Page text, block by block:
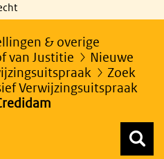
& overige
van Justitie
Nieuwe
Zoek
Verwijzingsuitspraak